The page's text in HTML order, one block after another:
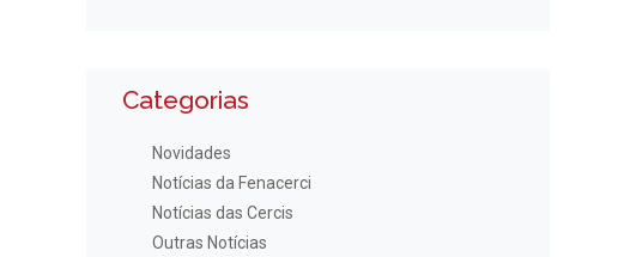
Categorias
Novidades
Notícias da Fenacerci
Notícias das Cercis
Outras Notícias